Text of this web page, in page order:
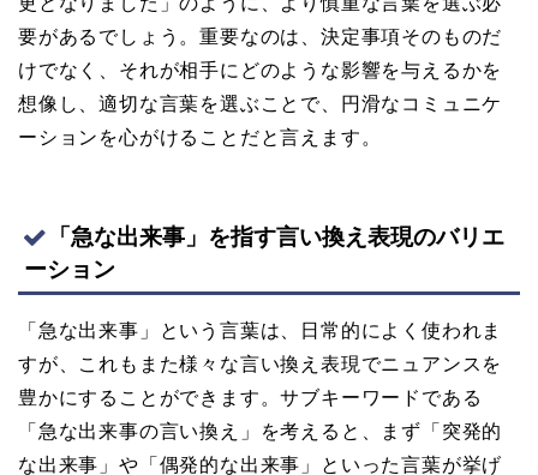
要があるでしょう。重要なのは、決定事項そのものだ
けでなく、それが相手にどのような影響を与えるかを
想像し、適切な言葉を選ぶことで、円滑なコミュニケ
ーションを心がけることだと言えます。
「急な出来事」を指す言い換え表現のバリエ
ーション
「急な出来事」という言葉は、日常的によく使われま
すが、これもまた様々な言い換え表現でニュアンスを
豊かにすることができます。サブキーワードである
「急な出来事の言い換え」を考えると、まず「突発的
な出来事」や「偶発的な出来事」といった言葉が挙げ